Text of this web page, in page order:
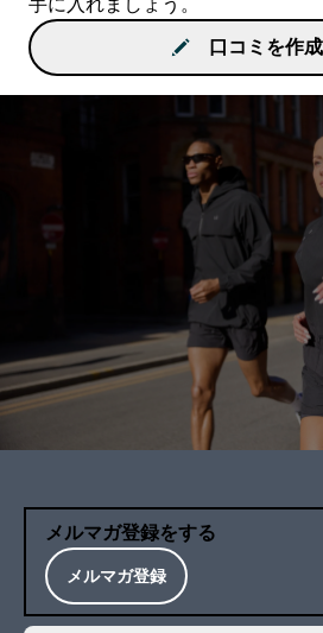
口コミを作
メルマガ登録をする
メルマガ登録